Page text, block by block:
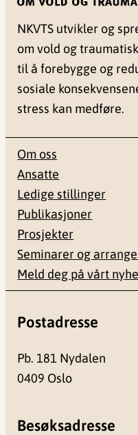
NKVTS utvikler og
om vold og
til å forebygge og
sosiale
stress kan medføre.
Om oss
Ansatte
Ledige stillinger
Publikasjoner
Prosjekter
Seminarer og
Meld deg på vårt
Postadresse
Pb. 181 Nydalen
0409 Oslo
Besøksadresse